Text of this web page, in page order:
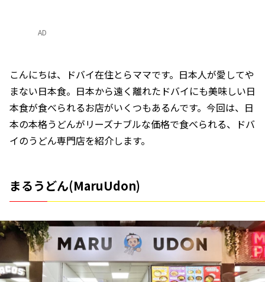
AD
こんにちは、ドバイ在住とらママです。日本人が愛してや
まない日本食。日本から遠く離れたドバイにも美味しい日
本食が食べられるお店がいくつもあるんです。今回は、日
本の本格うどんがリーズナブルな価格で食べられる、ドバ
イのうどん専門店を紹介します。
まるうどん(MaruUdon)